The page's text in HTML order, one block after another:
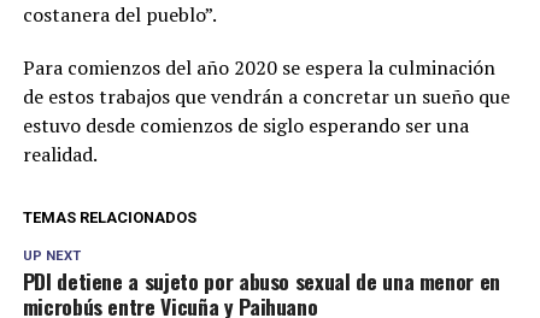
costanera del pueblo”.
Para comienzos del año 2020 se espera la culminación
de estos trabajos que vendrán a concretar un sueño que
estuvo desde comienzos de siglo esperando ser una
realidad.
TEMAS RELACIONADOS
UP NEXT
PDI detiene a sujeto por abuso sexual de una menor en
microbús entre Vicuña y Paihuano